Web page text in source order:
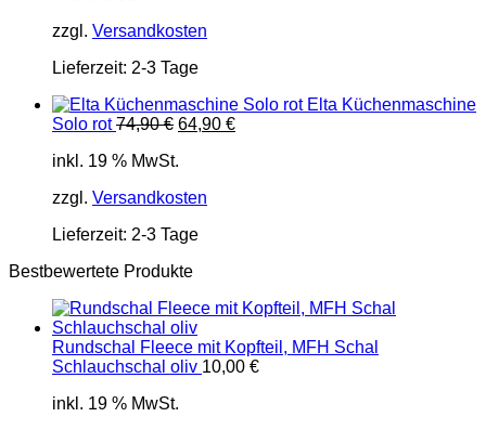
zzgl. Versandkosten
Lieferzeit: 2-3 Tage
Elta Küchenmaschine
Solo rot 74,90€ Ursprünglicher
war:
64,90 €Aktueller
inkl. 19 % MwSt.
zzgl. Versandkosten
Lieferzeit: 2-3 Tage
Bestbewertete Produkte
Rundschal Fleece mit Kopfteil, MFH Schal
Schlauchschal oliv 10,00 €
inkl. 19 % MwSt.